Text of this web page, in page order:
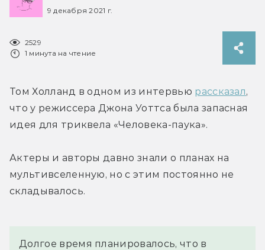
9 декабря 2021 г.
2529
1 минута на чтение
Том Холланд в одном из интервью рассказал,
что у режиссера Джона Уоттса была запасная
идея для триквела «Человека-паука».
Актеры и авторы давно знали о планах на
мультивселенную, но с этим постоянно не
складывалось.
Долгое время планировалось, что в